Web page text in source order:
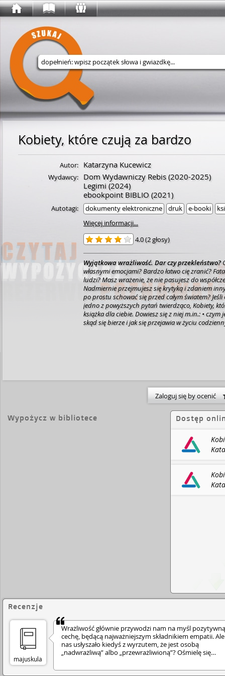
Wyszukaj w serwisie
Kobiety, które czują za bardzo
Autor: Katarzyna Kucewicz
Wydawcy: Dom Wydawniczy Rebis(2020-2025)
Legimi (2024)
ebookpoint BIBLIO (2021)
Autotagi: dokumenty elektroniczne druk e-booki
Więcej informacji...
4.0(2 głosy)
Wyjątkowa wrażliwość. Dar czy przekleństwo?
własnymi emocjami? Bardzo łatwo cię zranić?
ludzi? Masz wrażenie, że nie pasujesz do
Nadmiernie przejmujesz się krytyką i zdaniem
po prostu schować się przed całym światem?
jedno z powyższych pytań twierdząco, Kobiety,
książka dla ciebie. Dowiesz się z niej m.in.:
czym
skąd się bierze i jak się przejawia w życiu
kobietom, jak mogą o siebie zadbać, i uczy, jak
wyjątkowej cechy osobowości. Pokazuje, co
ekstrawertycznym, pełnym bodźców świecie.
Zaloguj się by ocenić
Wypożycz w bibliotece Dostęp
Recenzje
majuskula
Wrażliwość głównie przywodzi nam na myśl pozytywną
cechę, będącą najważniejszym składnikiem empatii.
nas usłyszało kiedyś z wyrzutem, że jest osobą
„nadwrażliwą” albo „przewrażliwioną”? Ośmielę się
dodatkowych literek, a wyraz już zupełnie zmienia